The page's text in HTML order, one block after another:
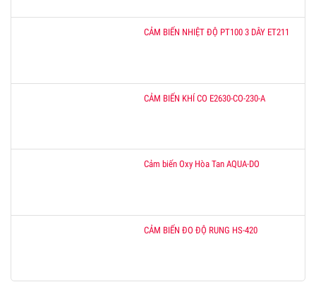
CẢM BIẾN NHIỆT ĐỘ PT100 3 DÂY ET211
CẢM BIẾN KHÍ CO E2630-CO-230-A
Cảm biến Oxy Hòa Tan AQUA-DO
CẢM BIẾN ĐO ĐỘ RUNG HS-420